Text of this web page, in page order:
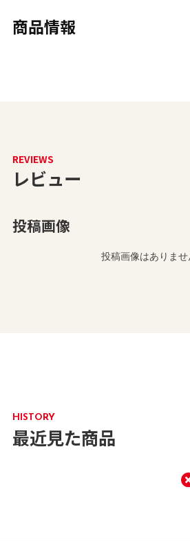
商品情報
REVIEWS
レビュー
投稿画像
投稿画像はありませ
HISTORY
最近見た商品